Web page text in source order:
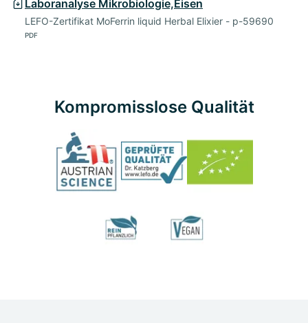
Laboranalyse Mikrobiologie,Eisen
LEFO-Zertifikat MoFerrin liquid Herbal Elixier - p-59690
PDF
Kompromisslose Qualität